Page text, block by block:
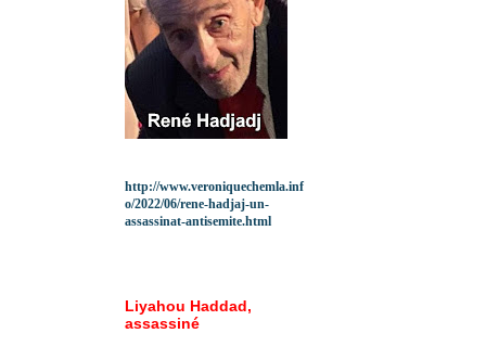
http://www.veroniquechemla.inf
o/2022/06/rene-hadjaj-un-
assassinat-antisemite.html
Liyahou Haddad,
assassiné